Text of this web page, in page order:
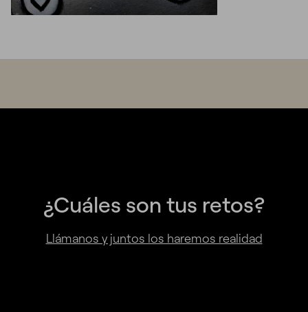
¿Cuáles son tus retos?
Llámanos y juntos los haremos realidad